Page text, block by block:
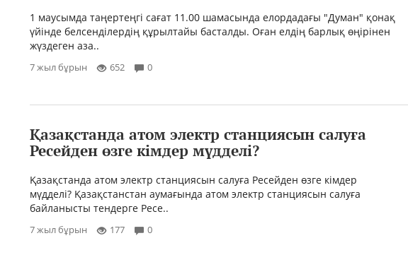
1 маусымда таңертеңгі сағат 11.00 шамасында елордадағы "Думан" қонақ
үйінде белсенділердің құрылтайы басталды. Оған елдің барлық өңірінен
жүздеген аза..
7 жыл бұрын 652 0
Қазақстанда атом электр станциясын салуға
Ресейден өзге кімдер мүдделі?
Қазақстанда атом электр станциясын салуға Ресейден өзге кімдер
мүдделі? Қазақстанстан аумағында атом электр станциясын салуға
байланысты тендерге Ресе..
7 жыл бұрын 177 0